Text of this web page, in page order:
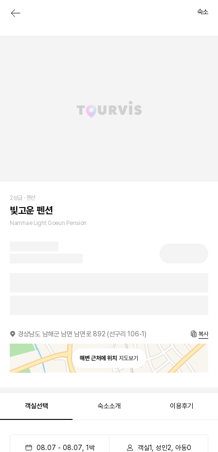
숙소
2성급 · 펜션
빛고운 펜션
Namhae Light Goeun Pension
경상남도 남해군 남면 남면로 892 (선구리 106-1) 복사
해변 근처에 위치 지도보기
객실선택 숙소소개 이용후기
08.07 - 08.07 1 박 객실1, 성인2, 아동0